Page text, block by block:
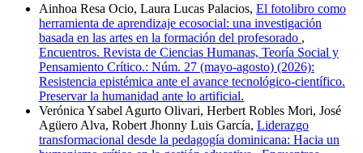
Ainhoa Resa Ocio, Laura Lucas Palacios, El fotolibro como
herramienta de aprendizaje ecosocial: una investigación
basada en las artes en la formación del profesorado ,
Encuentros. Revista de Ciencias Humanas, Teoría Social y
Pensamiento Crítico.: Núm. 27 (mayo-agosto) (2026):
Resistencia epistémica ante el avance tecnológico-científico.
Preservar la humanidad ante lo artificial.
Verónica Ysabel Agurto Olivari, Herbert Robles Mori, José
Agüero Alva, Robert Jhonny Luis García, Liderazgo
transformacional desde la pedagogía dominicana: Hacia un